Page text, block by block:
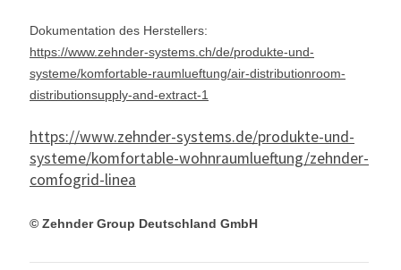
Dokumentation des Herstellers:
https://www.zehnder-systems.ch/de/produkte-und-
systeme/komfortable-raumlueftung/air-distributionroom-
distributionsupply-and-extract-1
https://www.zehnder-systems.de/produkte-und-
systeme/komfortable-wohnraumlueftung/zehnder-
comfogrid-linea
© Zehnder Group Deutschland GmbH